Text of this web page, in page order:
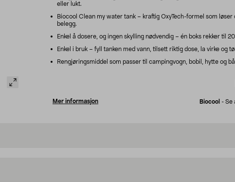
eller lukt.
Biocool Clean my water tank – kraftig OxyTech-formel som løser
belegg.
Enkel å dosere, og ingen skylling nødvendig – én boks rekker til
Enkel i bruk – fyll tanken med vann, tilsett riktig dose, la virke og
Rengjøringsmiddel som passer til campingvogn, bobil, hytte og
Mer informasjon Biocool - Se